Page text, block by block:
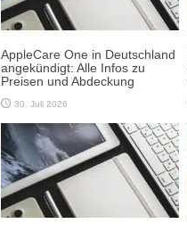
AppleCare One in Deutschland
angekündigt: Alle Infos zu
Preisen und Abdeckung
30. Juli 2026